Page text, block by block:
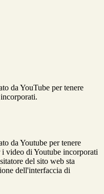
da YouTube per tenere
da Youtube per tenere
i video di Youtube incorporati
del sito web sta
dell'interfaccia di